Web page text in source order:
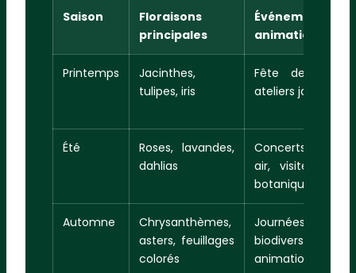
Saison
Floraisons
principales
Événements &
animations
Printemps
Jacinthes,
tulipes, iris
Fête des
ateliers jardinage
Été
Roses, lavandes,
dahlias
Concerts en
air, visites
botaniques
Automne
Chrysanthèmes,
asters, feuillages
colorés
Journées de
biodiversité,
animations